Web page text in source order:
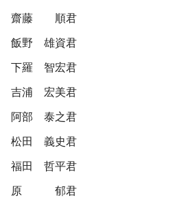
齋藤 順君
飯野 雄資君
下羅 智宏君
吉浦 宏美君
阿部 泰之君
松田 義史君
福田 哲平君
原 郁君